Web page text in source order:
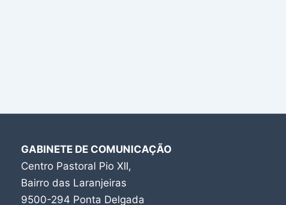
GABINETE DE COMUNICAÇÃO
Centro Pastoral Pio XII,
Bairro das Laranjeiras
9500-294 Ponta Delgada